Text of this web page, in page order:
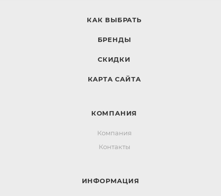
КАК ВЫБРАТЬ
БРЕНДЫ
СКИДКИ
КАРТА САЙТА
КОМПАНИЯ
Компания
Контакты
ИНФОРМАЦИЯ